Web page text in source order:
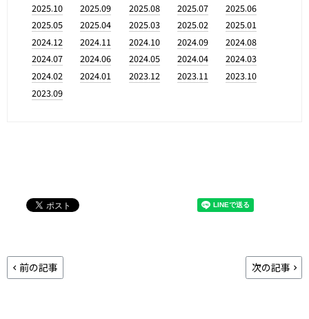
2025.10
2025.09 2025.08 2025.07
2025.06
2025.05
2025.04 2025.03 2025.02
2025.01
2024.12
2024.11 2024.10 2024.09
2024.08
2024.07
2024.06 2024.05 2024.04
2024.03
2024.02
2024.01 2023.12 2023.11
2023.10
2023.09
前の記事 次の記事